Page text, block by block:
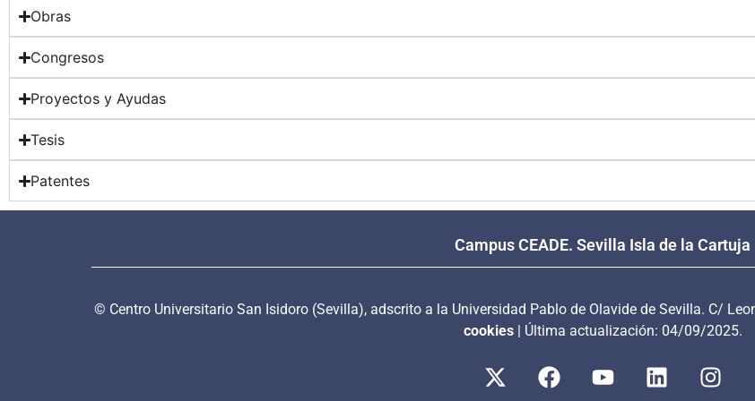
Obras
Congresos
Proyectos y Ayudas
Tesis
Patentes
Campus CEADE. Sevilla Isla de la Cartuja
© Centro Universitario San Isidoro (Sevilla), adscrito a la Universidad Pablo de Olavide de Sevilla. C/
cookies
| Última actualización: 04/09/2025.